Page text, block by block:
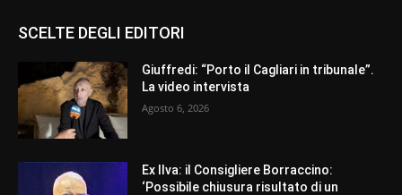
SCELTE DEGLI EDITORI
Giuffredi: “Porto il Cagliari in tribunale”.
La video intervista
Agosto 6, 2026
Ex Ilva: il Consigliere Borraccino:
‘Possibile chiusura risultato di un